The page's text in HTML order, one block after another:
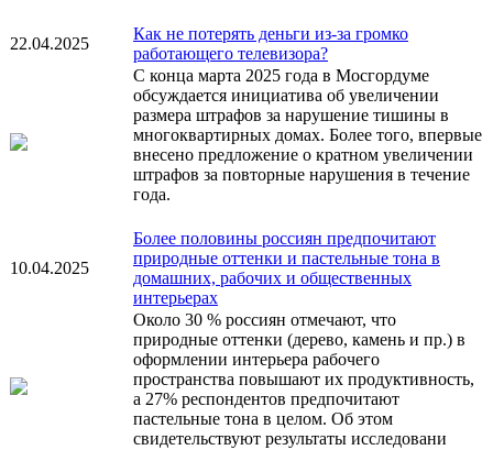
22.04.2025
Как не потерять деньги из-за громко
работающего телевизора?
С конца марта 2025 года в Мосгордуме
обсуждается инициатива об увеличении
размера штрафов за нарушение тишины в
многоквартирных домах. Более того, впервые
внесено предложение о кратном увеличении
штрафов за повторные нарушения в течение
года.
10.04.2025
Более половины россиян предпочитают
природные оттенки и пастельные тона в
домашних, рабочих и общественных
интерьерах
Около 30 % россиян отмечают, что
природные оттенки (дерево, камень и пр.) в
оформлении интерьера рабочего
пространства повышают их продуктивность,
а 27% респондентов предпочитают
пастельные тона в целом. Об этом
свидетельствуют результаты исследовани